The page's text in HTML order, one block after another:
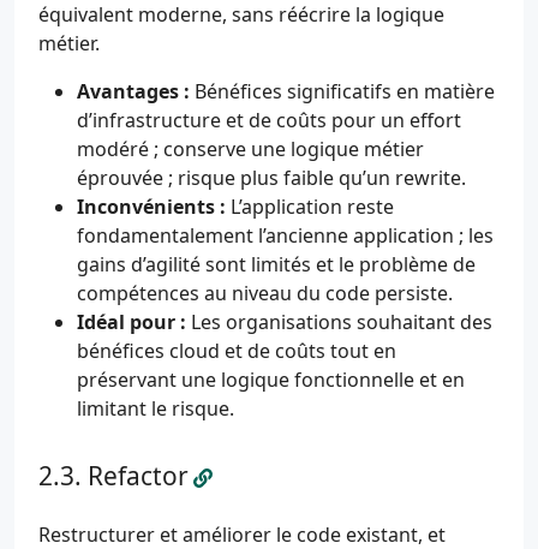
équivalent moderne, sans réécrire la logique
métier.
Avantages : Bénéfices significatifs en matière
d’infrastructure et de coûts pour un effort
modéré ; conserve une logique métier
éprouvée ; risque plus faible qu’un rewrite.
Inconvénients : L’application reste
fondamentalement l’ancienne application ; les
gains d’agilité sont limités et le problème de
compétences au niveau du code persiste.
Idéal pour : Les organisations souhaitant des
bénéfices cloud et de coûts tout en
préservant une logique fonctionnelle et en
limitant le risque.
Refactor
Restructurer et améliorer le code existant, et